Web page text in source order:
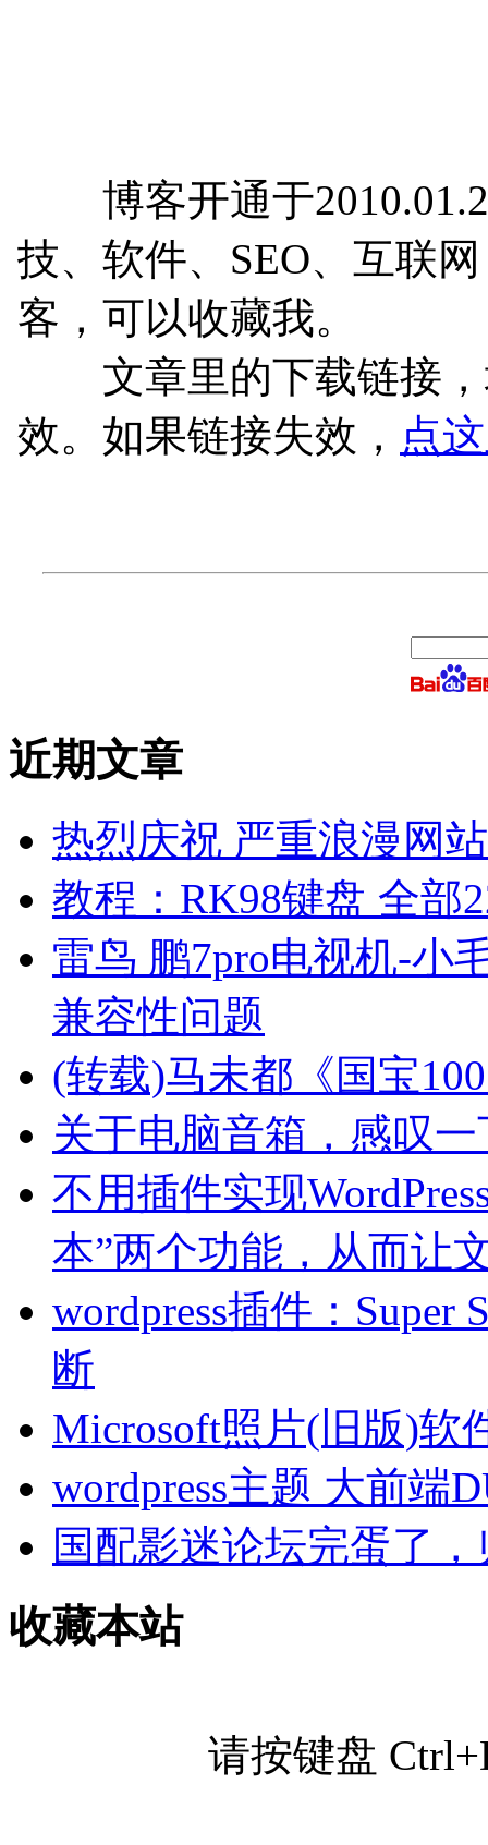
博客开通于
技、软件、SEO、互联
客，可以收藏我。
文章里的下载链接，
效。如果链接失效， 点
近期文章
热烈庆祝 严重浪漫网
教程：RK98键盘 全部
雷鸟 鹏7pro电视机-小
兼容性问题
(转载)马未都《国宝
关于电脑音箱，感叹
不用插件实现
本”两个功能，从而让
wordpress插件：
断
Microsoft照片(旧版)软
wordpress主题 大前端
国配影迷论坛完蛋了
收藏本站
请按键盘